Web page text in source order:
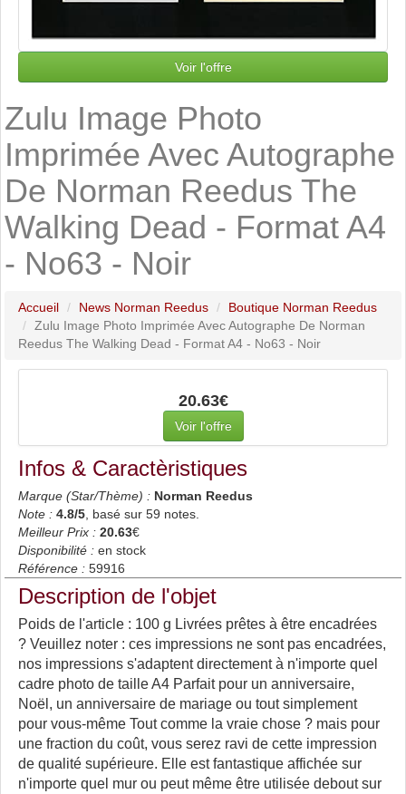
Voir l'offre
Zulu Image Photo
Imprimée Avec Autographe
De Norman Reedus The
Walking Dead - Format A4
- No63 - Noir
Accueil News Norman Reedus
Boutique Norman Reedus
Zulu Image Photo Imprimée Avec Autographe De Norman
Reedus The Walking Dead - Format A4 - No63 - Noir
20.63€
Voir l'offre
Infos & Caractèristiques
Marque (Star/Thème) : Norman Reedus
Note : 4.8/5 , basé sur 59 notes.
Meilleur Prix : 20.63€
Disponibilité : en stock
Référence : 59916
Description de l'objet
Poids de l'article : 100 g Livrées prêtes à être encadrées
? Veuillez noter : ces impressions ne sont pas encadrées,
nos impressions s'adaptent directement à n'importe quel
cadre photo de taille A4 Parfait pour un anniversaire,
Noël, un anniversaire de mariage ou tout simplement
pour vous-même Tout comme la vraie chose ? mais pour
une fraction du coût, vous serez ravi de cette impression
de qualité supérieure. Elle est fantastique affichée sur
n'importe quel mur ou peut même être utilisée debout sur